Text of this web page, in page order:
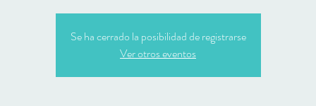
Se ha cerrado la posibilidad de registrarse
Ver otros eventos